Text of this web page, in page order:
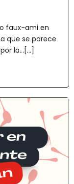
faux-ami en
que se parece
la...[...]